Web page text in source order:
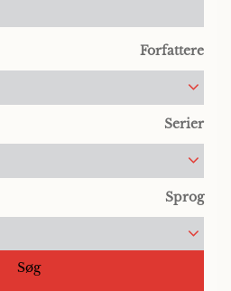
Forfattere
Serier
Sprog
Søg